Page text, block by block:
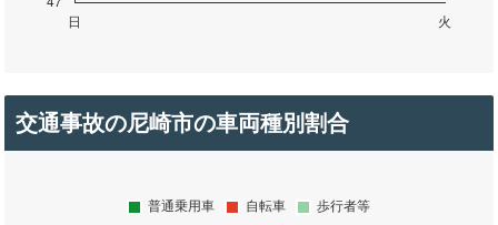
交通事故の尼崎市の車両種別割合